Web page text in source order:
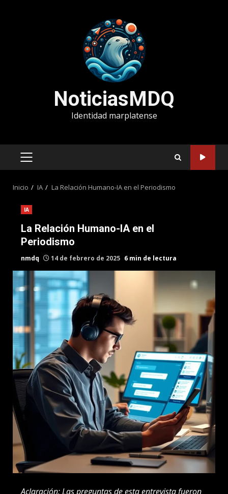
NoticiasMDQ
Identidad marplatense
MENÚ
Inicio IA La Relación Humano-IA en el Periodismo
IA
La Relación Humano-IA en el
Periodismo
nmdq 14 de febrero de 2025 6 min de lectura
Aclaración: Las preguntas de esta entrevista fueron